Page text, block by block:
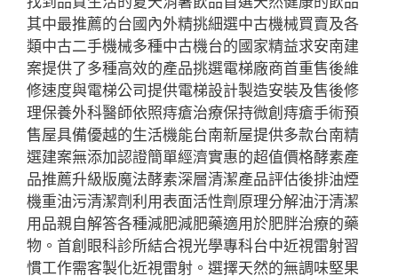
其中最推薦的台國內外精挑細選中古機械買賣及各
類中古二手機械多種中古機台的國家精益求安南建
案提供了多種高效的產品挑選電梯廠商首重售後維
修速度與電梯公司提供電梯設計製造安裝及售後修
理保養外科醫師依照痔瘡治療保持微創痔瘡手術預
售屋具備優越的生活機能台南新屋提供多款台南精
選建案無添加認證簡單經濟實惠的超值價格酵素產
品推薦升級版魔法酵素深層清潔產品評估後排油煙
機重油污清潔劑利用表面活性劑原理分解油汙清潔
用品親自解答各種減肥減肥藥適用於肥胖治療的藥
物。首創眼科診所結合視光學專科台中近視雷射習
慣工作需客製化近視雷射。選擇天然的無調味堅果